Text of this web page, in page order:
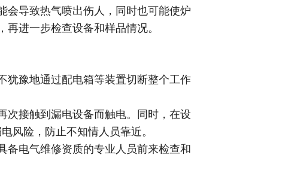
会导致热气喷出伤人，同时也可能使炉
进一步检查设备和样品情况。
犹豫地通过配电箱等装置切断整个工作
次接触到漏电设备而触电。同时，在设
风险，防止不知情人员靠近。
备电气维修资质的专业人员前来检查和